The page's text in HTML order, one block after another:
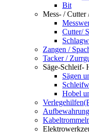
Bit
Mess- / Cutter
Cutter/
Zangen /
Tacker /
Säge-Schleif-
Sägen
Hobel
Aufbewahrung